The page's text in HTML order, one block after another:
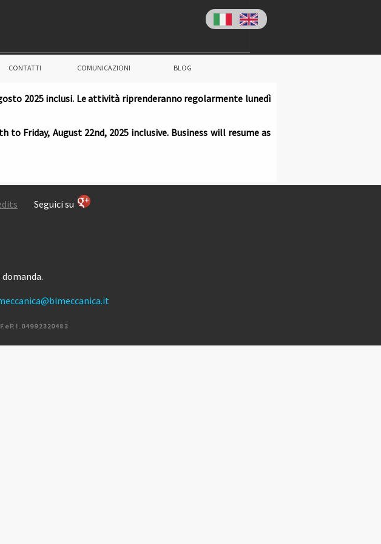
CONTATTI COMUNICAZIONI BLOG
2025 inclusi. Le attività riprenderanno regolarmente lunedì
Friday, August 22nd, 2025 inclusive. Business will resume as
Seguici su
e P. I . 0 4 9 9 2 3 2 0 4 8 3